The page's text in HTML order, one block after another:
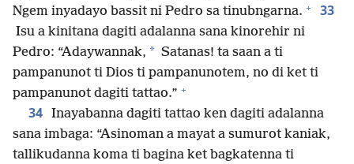
Ngem inyadayo bassit ni Pedro sa tinubngarna. + 33
Isu a kinitana dagiti adalanna sana kinorehir ni
Pedro: “Adaywannak, * Satanas! ta saan a ti
pampanunot ti Dios ti pampanunotem, no di ket ti
pampanunot dagiti tattao.” +
34 Inayabanna dagiti tattao ken dagiti adalanna
sana imbaga: “Asinoman a mayat a sumurot kaniak,
tallikudanna koma ti bagina ket bagkatenna ti